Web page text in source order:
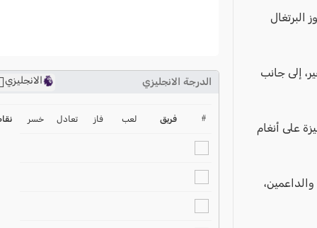
البرتغال
إلى جانب
على أنغام
الدرجة الانجليزي
الانجليزي
2024-2025 # فريق لعب فاز تعادل خسر